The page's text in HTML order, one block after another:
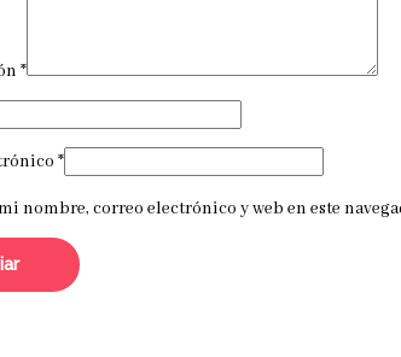
*
*
nombre, correo electrónico y web en este